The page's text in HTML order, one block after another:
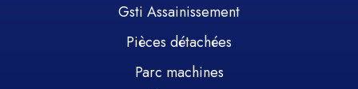
Gsti Assainissement
Pièces détachées
Parc machines